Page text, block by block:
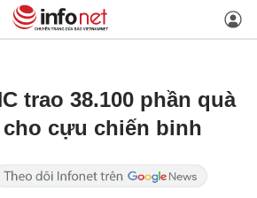
trao 38.100 phần quà
cựu chiến binh